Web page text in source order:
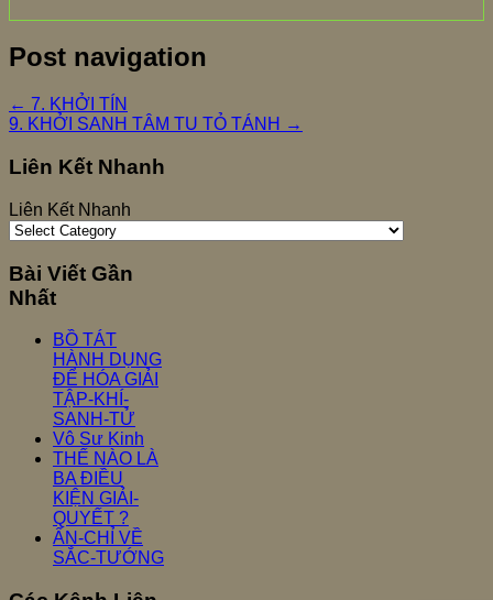
Post navigation
← 7. KHỞI TÍN
9. KHỞI SANH TÂM TU TỎ TÁNH →
Liên Kết Nhanh
Liên Kết Nhanh
Bài Viết Gần
Nhất
BỒ TÁT
HÀNH DỤNG
ĐỂ HÓA GIẢI
TẬP-KHÍ-
SANH-TỬ
Vô Sư Kinh
THẾ NÀO LÀ
BA ĐIỀU
KIỆN GIẢI-
QUYẾT ?
ẤN-CHỈ VỀ
SẮC-TƯỚNG